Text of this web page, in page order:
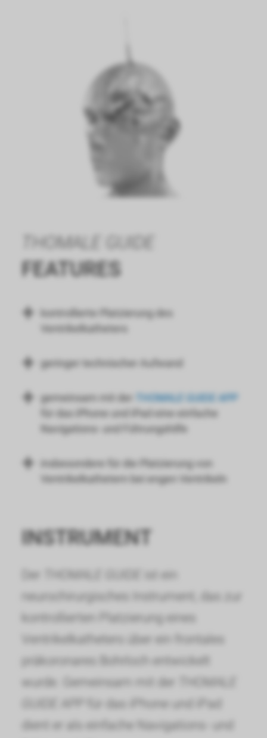
THOMALE GUIDE
FEATURES
kontrollierte Platzierung des
Ventrikelkatheters
geringer technischer Aufwand
gemeinsam mit der
THOMALE GUIDE APP
für das iPhone und iPad eine einfache
Navigations- und Führungshilfe
insbesondere für die Platzierung von
Ventrikelkathetern bei engen Ventrikeln
INSTRUMENT
Der
ist ein
neurochirurgisches Instrument, das zur
kontrollierten Platzierung eines
Ventrikelkatheters über ein frontales
präkoronares Bohrloch entwickelt
wurde. Gemeinsam mit der
für das iPhone und iPad
dient er als einfache Navigations- und